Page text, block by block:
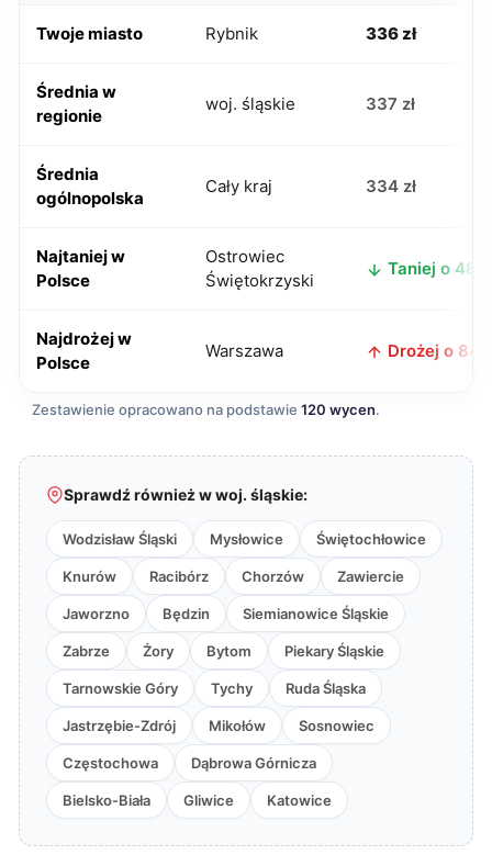
Twoje miasto Rybnik 336 zł
Średnia w
regionie
woj. śląskie 337 zł
Średnia
ogólnopolska
Cały kraj 334 zł
Najtaniej w
Polsce
Ostrowiec
Świętokrzyski
Taniej o 48
Najdrożej w
Polsce
Warszawa Drożej o 84
Zestawienie opracowano na podstawie 120 wycen.
Sprawdź również w woj. śląskie:
Wodzisław Śląski Mysłowice Świętochłowice
Knurów Racibórz Chorzów Zawiercie
Jaworzno Będzin Siemianowice Śląskie
Zabrze Żory Bytom Piekary Śląskie
Tarnowskie Góry Tychy Ruda Śląska
Jastrzębie-Zdrój Mikołów Sosnowiec
Częstochowa Dąbrowa Górnicza
Bielsko-Biała Gliwice Katowice